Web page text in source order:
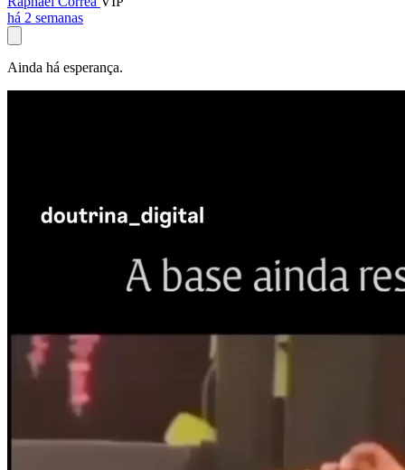
há 2 semanas
Ainda há esperança.